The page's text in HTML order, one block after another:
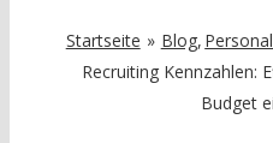
Startseite Blog
Recruiting Kennzahlen:
Budget